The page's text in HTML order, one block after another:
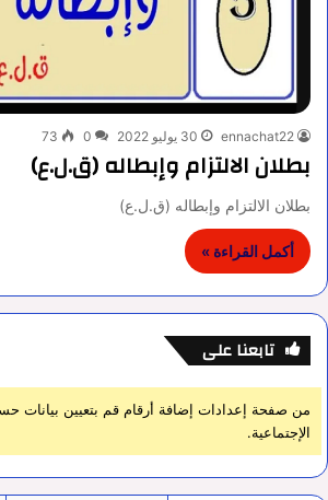
ennachat22 30 يوليو 2022 0
73
بطلان الالتزام وإبطاله (ق.ل.ع)
بطلان الالتزام وإبطاله (ق.ل.ع)
أكمل القراءة »
تابعنا على
من صفحة إعدادات إضافة أرقام قم بتعيين بيانات
الإجتماعية.